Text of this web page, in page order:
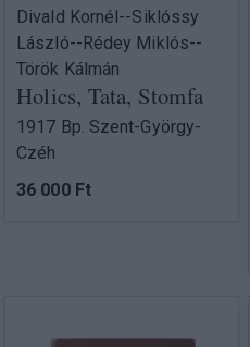
Divald Kornél--Siklóssy
László--Rédey Miklós--
Török Kálmán
Holics, Tata, Stomfa
1917 Bp. Szent-György-
Czéh
36 000 Ft